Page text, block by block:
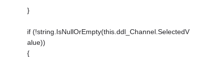
}
if (!string.IsNullOrEmpty(this.ddl_Channel.SelectedV
alue))
{